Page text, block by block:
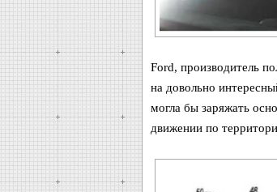
Ford, производитель
на довольно
могла бы заряжать
движении по